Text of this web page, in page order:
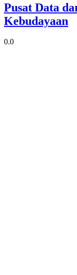
Pusat Data
Kebudayaan
0.0